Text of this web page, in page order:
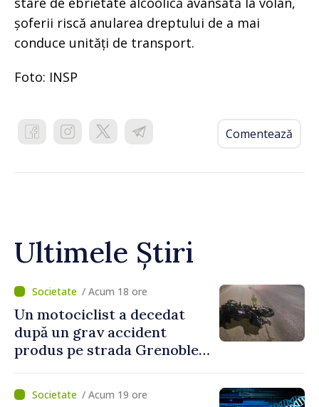
șoferii riscă anularea dreptului de a mai
conduce unități de transport.
Foto: INSP
Comentează
Ultimele Știri
/ Acum 18 ore
Un motociclist a decedat
după un grav accident
produs pe strada Grenoble
/ Acum 19 ore